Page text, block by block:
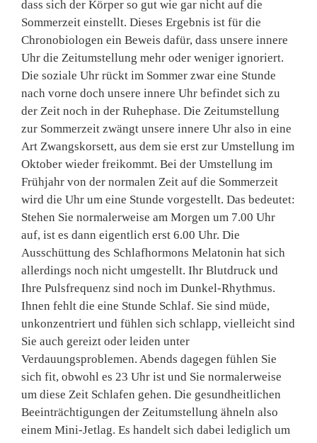
dass sich der Körper so gut wie gar nicht auf die
Sommerzeit einstellt. Dieses Ergebnis ist für die
Chronobiologen ein Beweis dafür, dass unsere innere
Uhr die Zeitumstellung mehr oder weniger ignoriert.
Die soziale Uhr rückt im Sommer zwar eine Stunde
nach vorne doch unsere innere Uhr befindet sich zu
der Zeit noch in der Ruhephase. Die Zeitumstellung
zur Sommerzeit zwängt unsere innere Uhr also in eine
Art Zwangskorsett, aus dem sie erst zur Umstellung im
Oktober wieder freikommt. Bei der Umstellung im
Frühjahr von der normalen Zeit auf die Sommerzeit
wird die Uhr um eine Stunde vorgestellt. Das bedeutet:
Stehen Sie normalerweise am Morgen um 7.00 Uhr
auf, ist es dann eigentlich erst 6.00 Uhr. Die
Ausschüttung des Schlafhormons Melatonin hat sich
allerdings noch nicht umgestellt. Ihr Blutdruck und
Ihre Pulsfrequenz sind noch im Dunkel-Rhythmus.
Ihnen fehlt die eine Stunde Schlaf. Sie sind müde,
unkonzentriert und fühlen sich schlapp, vielleicht sind
Sie auch gereizt oder leiden unter
Verdauungsproblemen. Abends dagegen fühlen Sie
sich fit, obwohl es 23 Uhr ist und Sie normalerweise
um diese Zeit Schlafen gehen. Die gesundheitlichen
Beeinträchtigungen der Zeitumstellung ähneln also
einem Mini-Jetlag. Es handelt sich dabei lediglich um